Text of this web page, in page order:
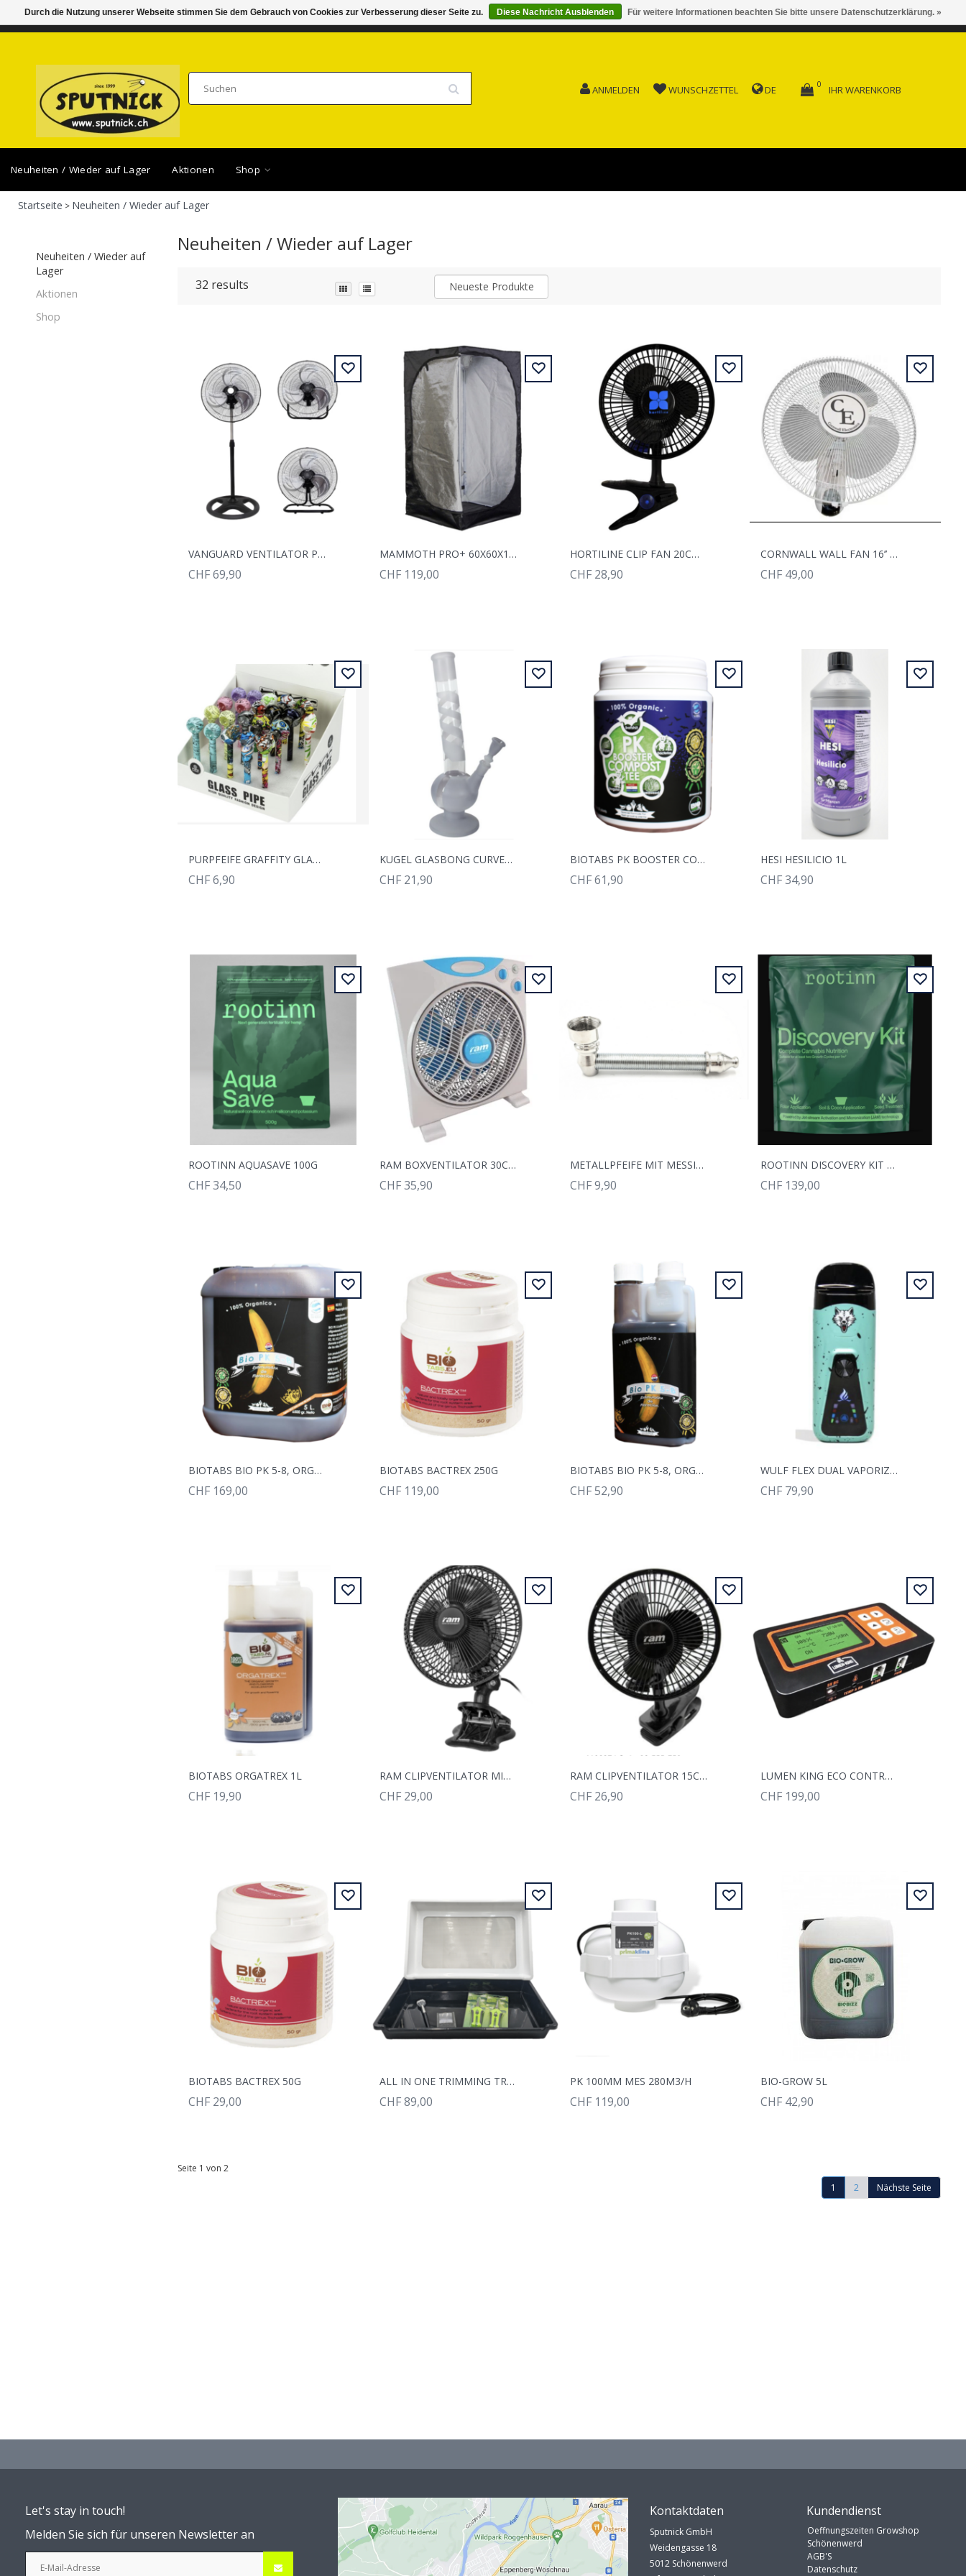
DI-FR 11.00 - 18.30, SA 10.00 - 16.00 SAMSTAG 15.08. GESCHLOSSEN FEIERTAG VERSANDKOSTENFREI AB FR. 150.00
ANMELDEN WUNSCHZETTEL DE IHR WARENKORB
0
Neuheiten / Wieder auf Lager Aktionen Shop
Startseite > Neuheiten / Wieder auf Lager
Neuheiten / Wieder auf
Lager
Aktionen
Shop
Neuheiten / Wieder auf Lager
32 results Neueste Produkte
VANGUARD VENTILATOR PR 3IN1 FAN 50CM
CHF 69,90
MAMMOTH PRO+ 60X60X160CM
CHF 119,00
HORTILINE CLIP FAN 20CM / 12W
CHF 28,90
CORNWALL WALL FAN 16’’ / 40CM 3 SPEEDS 35W
CHF 49,00
PURPFEIFE GRAFFITY GLAS 14CM
CHF 6,90
KUGEL GLASBONG CURVED CLEAR 38CM
CHF 21,90
BIOTABS PK BOOSTER COMPOST TEE, BODEN- UND KOMPOSTTEE, 2KG
CHF 61,90
HESI HESILICIO 1L
CHF 34,90
ROOTINN AQUASAVE 100G
CHF 34,50
RAM BOXVENTILATOR 30CM 40W
CHF 35,90
METALLPFEIFE MIT MESSING-KOPF UND SIEB 90MM
CHF 9,90
ROOTINN DISCOVERY KIT | ALL-IN-ONE-BIO-NÄHRSTOFFE
CHF 139,00
BIOTABS BIO PK 5-8, ORGANISCHER FLÜSSIGDÜNGER, NPK 2-5-8, 5L
CHF 169,00
BIOTABS BACTREX 250G
CHF 119,00
BIOTABS BIO PK 5-8, ORGANISCHER FLÜSSIGDÜNGER, NPK 2-5-8, 1L
CHF 52,90
WULF FLEX DUAL VAPORIZER TÜRKISE SCHWARZ
CHF 79,90
BIOTABS ORGATREX 1L
CHF 19,90
RAM CLIPVENTILATOR MIT SCHWENKFUNKTION 18CM 20WATT
CHF 29,00
RAM CLIPVENTILATOR 15CM 15W
CHF 26,90
LUMEN KING ECO CONTROLLER LED
CHF 199,00
BIOTABS BACTREX 50G
CHF 29,00
ALL IN ONE TRIMMING TRAY SET
CHF 89,00
PK 100MM MES 280M3/H
CHF 119,00
BIO-GROW 5L
CHF 42,90
Seite 1 von 2
1
2 Nächste Seite
Let's stay in touch!
Melden Sie sich für unseren Newsletter an
Kontaktdaten
Sputnick GmbH
Weidengasse 18
5012 Schönenwerd
Kundendienst
Oeffnungszeiten Growshop
Schönenwerd
AGB'S
Datenschutz
Durch die Nutzung unserer Webseite stimmen Sie dem Gebrauch von Cookies zur Verbesserung dieser Seite zu. Diese Nachricht Ausblenden Für weitere Informationen beachten Sie bitte unsere Datenschutzerklärung. »